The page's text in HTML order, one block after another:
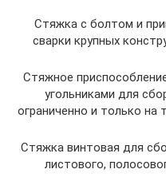
Стяжка с болтом и
сварки крупных
Стяжное
угольниками для
ограниченно и только на
Стяжка винтовая для
листового,